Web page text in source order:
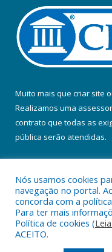
Muito mais que criar site
Realizamos uma
contrato que todas as
pública serão atendidas.
Todos os direitos
Nós usamos cookies
navegação no portal.
concorda com a
Para ter mais
Política de cookies (
ACEITO.